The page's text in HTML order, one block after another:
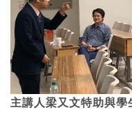
主講人梁又文特助與